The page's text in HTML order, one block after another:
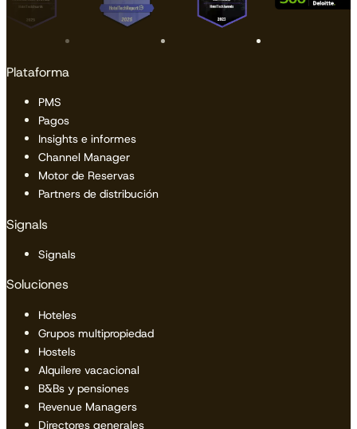
Plataforma
PMS
Pagos
Insights e informes
Channel Manager
Motor de Reservas
Partners de distribución
Signals
Signals
Soluciones
Hoteles
Grupos multipropiedad
Hostels
Alquilere vacacional
B&Bs y pensiones
Revenue Managers
Directores generales